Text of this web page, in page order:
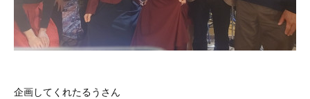
企画してくれたるうさん